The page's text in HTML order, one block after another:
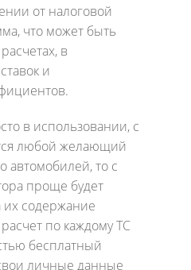
от налоговой
что может быть
в
и
в использовании, с
любой желающий
автомобилей, то с
проще будет
их содержание
по каждому ТС
бесплатный
личные данные